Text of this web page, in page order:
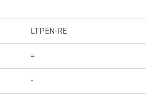
LTPEN-RE
=
-